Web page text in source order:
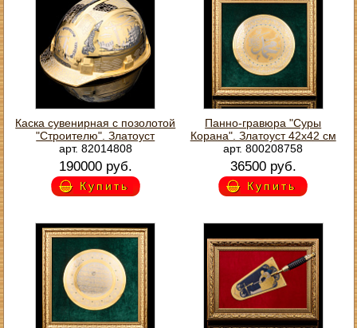
Каска сувенирная с позолотой
"Строителю". Златоуст
арт. 82014808
190000 руб.
Купить
Панно-гравюра "Суры
Корана". Златоуст 42х42 см
арт. 800208758
36500 руб.
Купить